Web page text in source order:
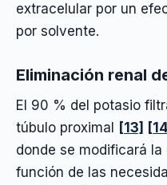
extracelular por un
por solvente.
Eliminación renal
El 90 % del potasio
túbulo proximal [13]
donde se modificará
función de las